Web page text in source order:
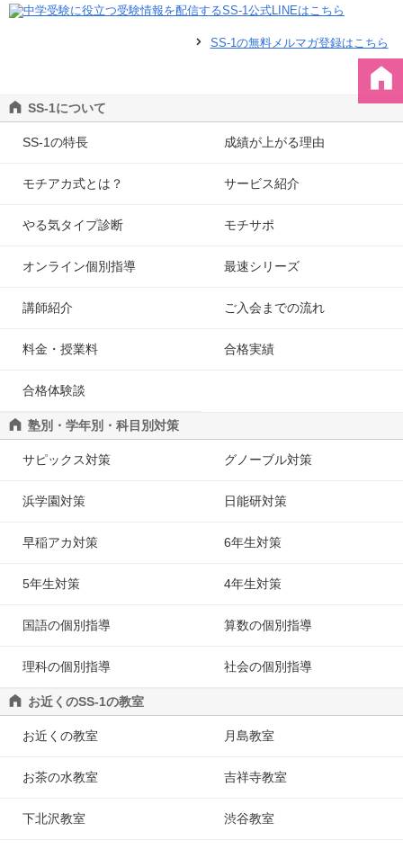
SS-1の無料メルマガ登録はこちら
SS-1について
SS-1の特長 成績が上がる理由
モチアカ式とは？ サービス紹介
やる気タイプ診断 モチサポ
オンライン個別指導 最速シリーズ
講師紹介 ご入会までの流れ
料金・授業料 合格実績
合格体験談
塾別・学年別・科目別対策
サピックス対策 グノーブル対策
浜学園対策 日能研対策
早稲アカ対策 6年生対策
5年生対策 4年生対策
国語の個別指導 算数の個別指導
理科の個別指導 社会の個別指導
お近くのSS-1の教室
お近くの教室 月島教室
お茶の水教室 吉祥寺教室
下北沢教室 渋谷教室